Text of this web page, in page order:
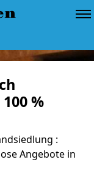
%
:
Angebote in